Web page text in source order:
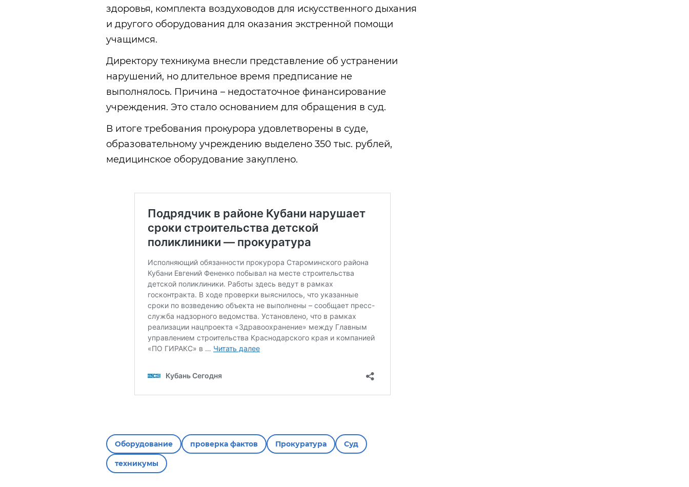
здоровья, комплекта воздуховодов для искусственного дыхания
и другого оборудования для оказания экстренной помощи
учащимся.
Директору техникума внесли представление об устранении
нарушений, но длительное время предписание не
выполнялось. Причина – недостаточное финансирование
учреждения. Это стало основанием для обращения в суд.
В итоге требования прокурора удовлетворены в суде,
образовательному учреждению выделено 350 тыс. рублей,
медицинское оборудование закуплено.
Оборудование проверка фактов Прокуратура Суд
техникумы